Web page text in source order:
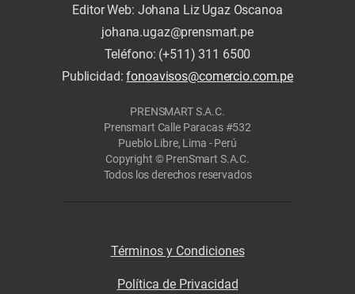
Editor Web: Johana Liz Ugaz Oscanoa
johana.ugaz@prensmart.pe
Teléfono: (+511) 311 6500
Publicidad:fonoavisos@comercio.com.pe
PRENSMART S.A.C.
Prensmart Calle Paracas #532
Pueblo Libre, Lima - Perú
Copyright © PrenSmart S.A.C.
Todos los derechos reservados
Términos y Condiciones
Política de Privacidad